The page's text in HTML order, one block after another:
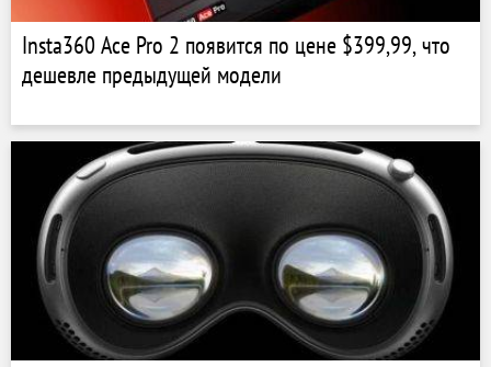
Insta360 Ace Pro 2 появится по цене $399,99, что
дешевле предыдущей модели